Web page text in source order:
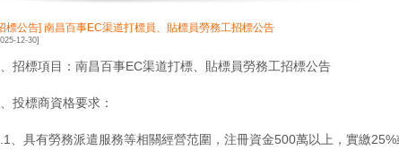
標公告] 南昌百事EC渠道打標員、貼標員勞務工招標公告
12-30]
招標項目：南昌百事EC渠道打標、貼標員勞務工招標公告
投標商資格要求：
、具有勞務派遣服務等相關經營范圍，注冊資金500萬以上，實繳